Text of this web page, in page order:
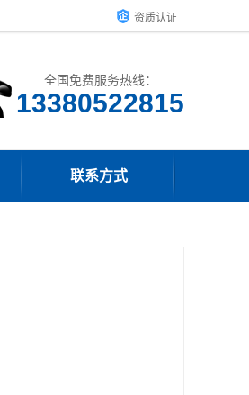
资质认证
全国免费服务热线：
13380522815
联系方式